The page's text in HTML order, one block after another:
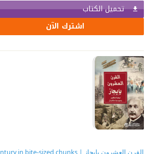
تحميل الكتاب
اشترك الآن